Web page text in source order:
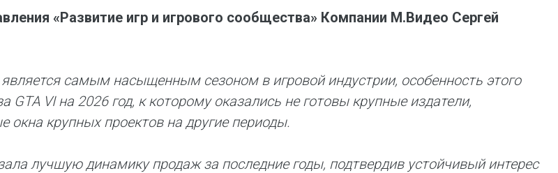
«Развитие игр и игрового сообщества» Компании М.Видео Сергей
самым насыщенным сезоном в игровой индустрии, особенность этого
GTA VI на 2026 год, к которому оказались не готовы крупные издатели,
окна крупных проектов на другие периоды.
лучшую динамику продаж за последние годы, подтвердив устойчивый интерес